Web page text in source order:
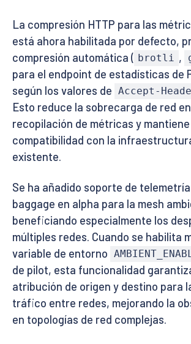
La compresión HTTP para las
está ahora habilitada por defecto,
compresión automática ( brotli ,
para el endpoint de estadísticas de
según los valores de Accept-
Esto reduce la sobrecarga de red
recopilación de métricas y mantiene
compatibilidad con la
existente.
Se ha añadido soporte de
baggage en alpha para la mesh
beneficiando especialmente los
múltiples redes. Cuando se habilita
variable de entorno
de pilot, esta funcionalidad
atribución de origen y destino para
tráfico entre redes, mejorando la
en topologías de red complejas.